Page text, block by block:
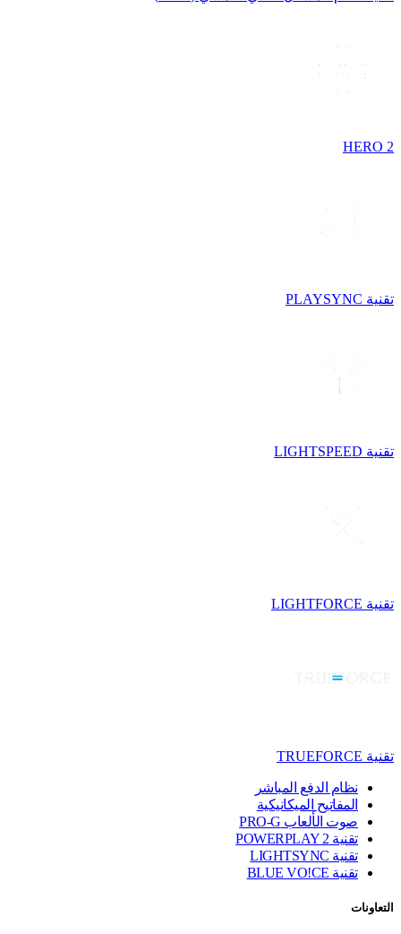
HERO 2
تقنية PLAYSYNC
تقنية LIGHTSPEED
تقنية LIGHTFORCE
تقنية TRUEFORCE
نظام الدفع المباشر
المفاتيح الميكانيكية
صوت الألعاب PRO-G
تقنية ‏POWERPLAY 2
تقنية LIGHTSYNC
تقنية BLUE VO!CE
التعاونات